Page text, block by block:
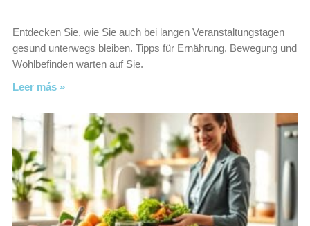
Entdecken Sie, wie Sie auch bei langen Veranstaltungstagen
gesund unterwegs bleiben. Tipps für Ernährung, Bewegung und
Wohlbefinden warten auf Sie.
Leer más »